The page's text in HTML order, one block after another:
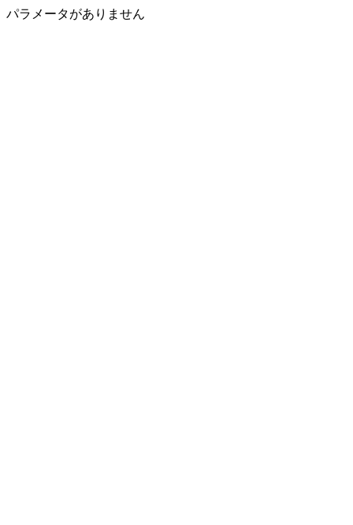
パラメータがありません